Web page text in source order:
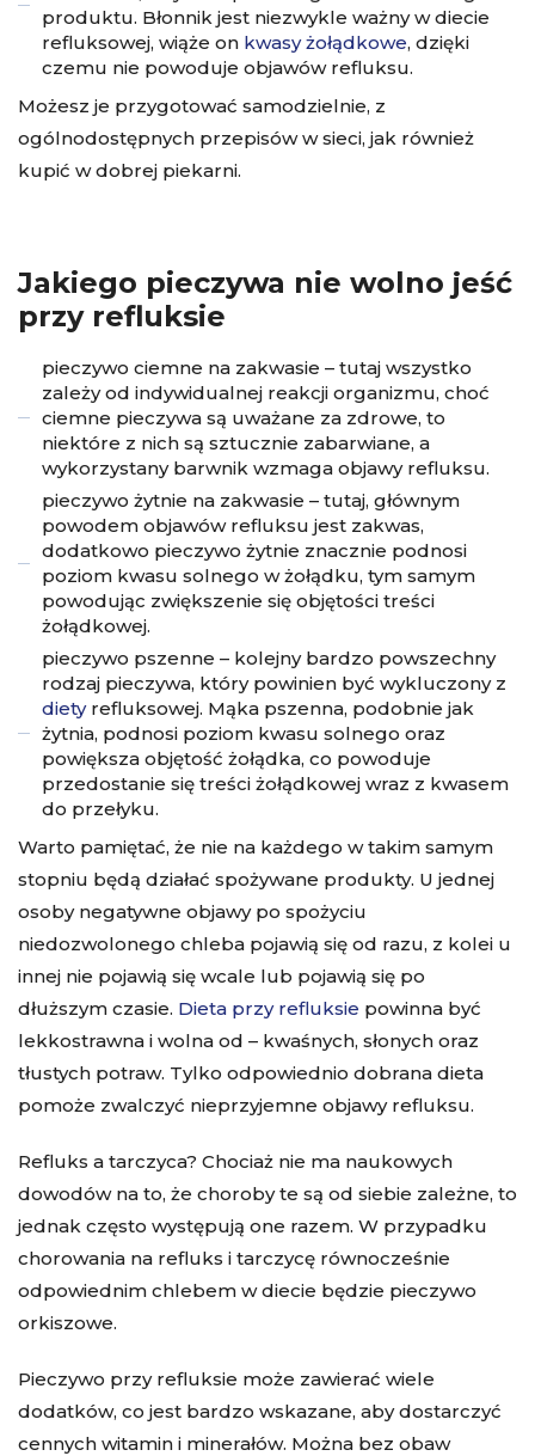
produktu. Błonnik jest niezwykle ważny w diecie
refluksowej, wiąże on kwasy żołądkowe, dzięki
czemu nie powoduje objawów refluksu.
Możesz je przygotować samodzielnie, z
ogólnodostępnych przepisów w sieci, jak również
kupić w dobrej piekarni.
Jakiego pieczywa nie wolno jeść
przy refluksie
pieczywo ciemne na zakwasie – tutaj wszystko
zależy od indywidualnej reakcji organizmu, choć
ciemne pieczywa są uważane za zdrowe, to
niektóre z nich są sztucznie zabarwiane, a
wykorzystany barwnik wzmaga objawy refluksu.
pieczywo żytnie na zakwasie – tutaj, głównym
powodem objawów refluksu jest zakwas,
dodatkowo pieczywo żytnie znacznie podnosi
poziom kwasu solnego w żołądku, tym samym
powodując zwiększenie się objętości treści
żołądkowej.
pieczywo pszenne – kolejny bardzo powszechny
rodzaj pieczywa, który powinien być wykluczony z
dietyrefluksowej. Mąka pszenna, podobnie jak
żytnia, podnosi poziom kwasu solnego oraz
powiększa objętość żołądka, co powoduje
przedostanie się treści żołądkowej wraz z kwasem
do przełyku.
Warto pamiętać, że nie na każdego w takim samym
stopniu będą działać spożywane produkty. U jednej
osoby negatywne objawy po spożyciu
niedozwolonego chleba pojawią się od razu, z kolei u
innej nie pojawią się wcale lub pojawią się po
dłuższym czasie. Dieta przy refluksie powinna być
lekkostrawna i wolna od – kwaśnych, słonych oraz
tłustych potraw. Tylko odpowiednio dobrana dieta
pomoże zwalczyć nieprzyjemne objawy refluksu.
Refluks a tarczyca? Chociaż nie ma naukowych
dowodów na to, że choroby te są od siebie zależne, to
jednak często występują one razem. W przypadku
chorowania na refluks i tarczycę równocześnie
odpowiednim chlebem w diecie będzie pieczywo
orkiszowe.
Pieczywo przy refluksie może zawierać wiele
dodatków, co jest bardzo wskazane, aby dostarczyć
cennych witamin i minerałów. Można bez obaw